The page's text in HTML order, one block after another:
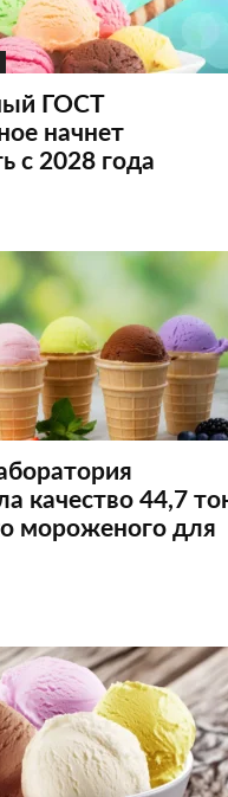
ГОСТ
начнет
с 2028 года
качество 44,7
мороженого для